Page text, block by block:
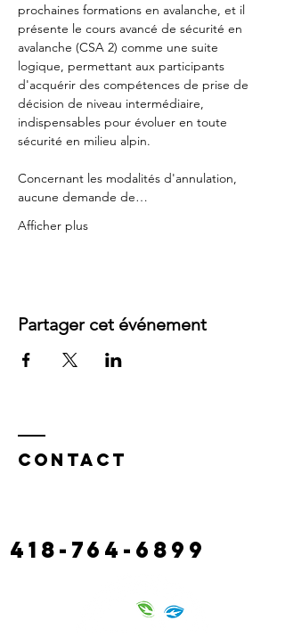
prochaines formations en avalanche, et il
présente le cours avancé de sécurité en
avalanche (CSA 2) comme une suite
logique, permettant aux participants
d'acquérir des compétences de prise de
décision de niveau intermédiaire,
indispensables pour évoluer en toute
sécurité en milieu alpin.
Concernant les modalités d'annulation,
aucune demande de…
Afficher plus
Partager cet événement
Contact
418-764-6899